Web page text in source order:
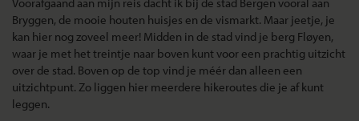
Bryggen, de mooie houten huisjes en de vismarkt. Maar jeetje, je
kan hier nog zoveel meer! Midden in de stad vind je berg Fløyen,
waar je met het treintje naar boven kunt voor een prachtig uitzicht
over de stad. Boven op de top vind je méér dan alleen een
uitzichtpunt. Zo liggen hier meerdere hikeroutes die je af kunt
leggen.